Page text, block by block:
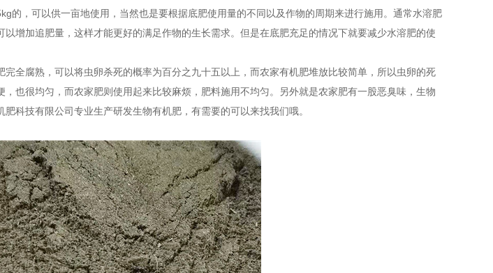
的，可以供一亩地使用，当然也是要根据底肥使用量的不同以及作物的周期来进行施用。通常水溶肥
增加追肥量，这样才能更好的满足作物的生长需求。但是在底肥充足的情况下就要减少水溶肥的使
全腐熟，可以将虫卵杀死的概率为百分之九十五以上，而农家有机肥堆放比较简单，所以虫卵的死
也很均匀，而农家肥则使用起来比较麻烦，肥料施用不均匀。另外就是农家肥有一股恶臭味，生物
科技有限公司专业生产研发生物有机肥，有需要的可以来找我们哦。